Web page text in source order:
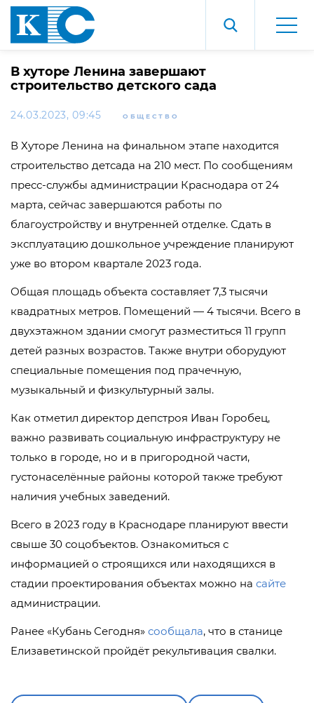
В хуторе Ленина завершают
строительство детского сада
24.03.2023, 09:45 ОБЩЕСТВО
В Хуторе Ленина на финальном этапе находится
строительство детсада на 210 мест. По сообщениям
пресс-службы администрации Краснодара от 24
марта, сейчас завершаются работы по
благоустройству и внутренней отделке. Сдать в
эксплуатацию дошкольное учреждение планируют
уже во втором квартале 2023 года.
Общая площадь объекта составляет 7,3 тысячи
квадратных метров. Помещений — 4 тысячи. Всего в
двухэтажном здании смогут разместиться 11 групп
детей разных возрастов. Также внутри оборудуют
специальные помещения под прачечную,
музыкальный и физкультурный залы.
Как отметил директор депстроя Иван Горобец,
важно развивать социальную инфраструктуру не
только в городе, но и в пригородной части,
густонаселённые районы которой также требуют
наличия учебных заведений.
Всего в 2023 году в Краснодаре планируют ввести
свыше 30 соцобъектов. Ознакомиться с
информацией о строящихся или находящихся в
стадии проектирования объектах можно на сайте
администрации.
Ранее «Кубань Сегодня» сообщала, что в станице
Елизаветинской пройдёт рекультивация свалки.